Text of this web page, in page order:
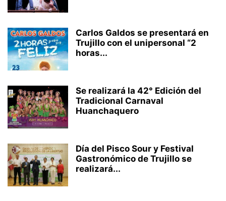
Carlos Galdos se presentará en
Trujillo con el unipersonal “2
horas...
Se realizará la 42° Edición del
Tradicional Carnaval
Huanchaquero
Día del Pisco Sour y Festival
Gastronómico de Trujillo se
realizará...